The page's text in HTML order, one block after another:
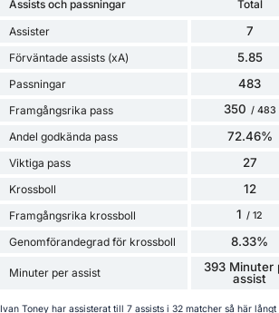
Assists och passningar Total
Assister
7
Förväntade assists (xA) 5.85
Passningar 483
Framgångsrika pass 350 / 483
Andel godkända pass 72.46%
Viktiga pass 27
Krossboll 12
Framgångsrika krossboll 1 / 12
Genomförandegrad för krossboll 8.33%
Minuter per assist
393 Minuter
assist
Ivan Toney har assisterat till 7 assists i 32 matcher så här